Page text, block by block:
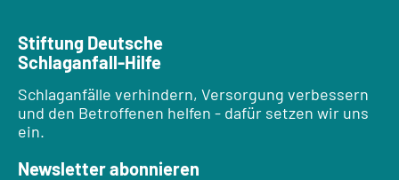
Stiftung Deutsche
Schlaganfall-Hilfe
Schlaganfälle verhindern, Versorgung verbessern
und den Betroffenen helfen - dafür setzen wir uns
ein.
Newsletter abonnieren